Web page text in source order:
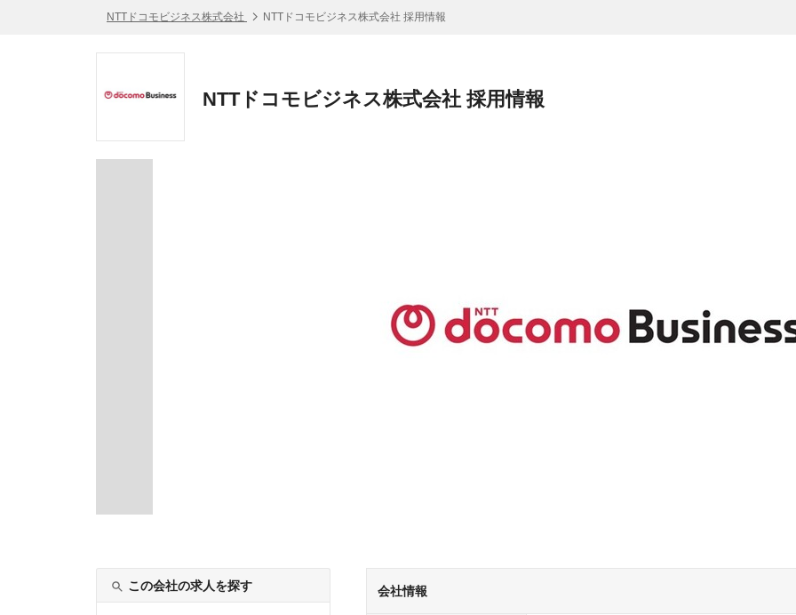
NTTドコモビジネス株式会社 NTTドコモビジネス株式会社 採用情報
NTTドコモビジネス株式会社 採用情報
この会社の求人を探す 会社情報